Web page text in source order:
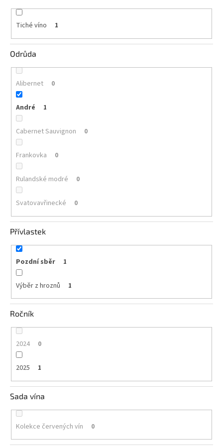
Delikatesy
vínu
Vývrtky
BiB
větší
objem
Ostatní
vína
Značky
Přihlášení
Tiché víno 1
Odrůda
Alibernet 0
André 1
Cabernet Sauvignon 0
Frankovka 0
Rulandské modré 0
Svatovavřinecké 0
Přívlastek
Pozdní sběr 1
Výběr z hroznů 1
Ročník
2024 0
2025 1
Sada vína
Kolekce červených vín 0